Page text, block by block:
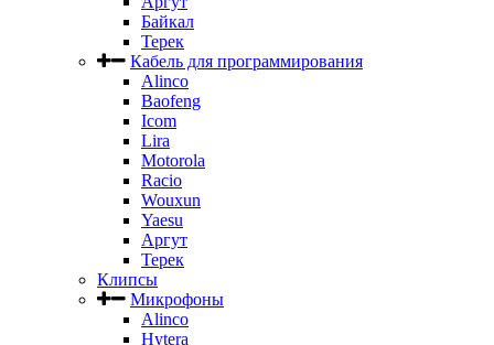
Байкал
Терек
Кабель для программирования
Alinco
Baofeng
Icom
Lira
Motorola
Racio
Wouxun
Yaesu
Аргут
Терек
Клипсы
Микрофоны
Alinco
Hytera